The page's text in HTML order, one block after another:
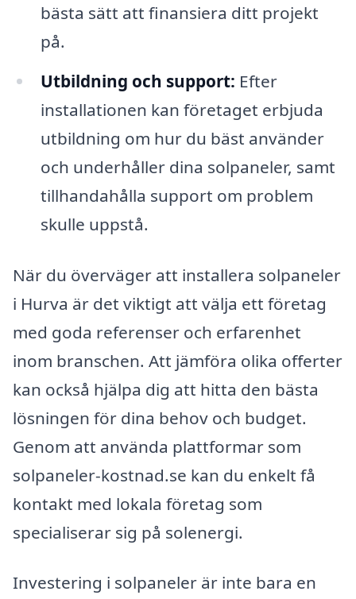
bästa sätt att finansiera ditt projekt
på.
Utbildning och support: Efter
installationen kan företaget erbjuda
utbildning om hur du bäst använder
och underhåller dina solpaneler, samt
tillhandahålla support om problem
skulle uppstå.
När du överväger att installera solpaneler
i Hurva är det viktigt att välja ett företag
med goda referenser och erfarenhet
inom branschen. Att jämföra olika offerter
kan också hjälpa dig att hitta den bästa
lösningen för dina behov och budget.
Genom att använda plattformar som
solpaneler-kostnad.se kan du enkelt få
kontakt med lokala företag som
specialiserar sig på solenergi.
Investering i solpaneler är inte bara en